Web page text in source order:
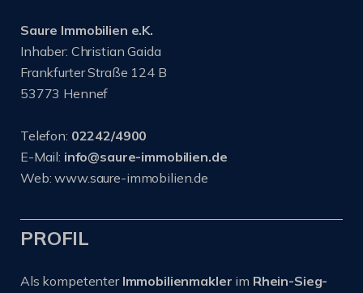
Saure Immobilien e.K.
Inhaber: Christian Gaida
Frankfurter Straße 124 B
53773 Hennef
Telefon: 02242/4900
E-Mail: info@saure-immobilien.de
Web: www.saure-immobilien.de
PROFIL
Als kompetenter Immobilienmakler im Rhein-Sieg-